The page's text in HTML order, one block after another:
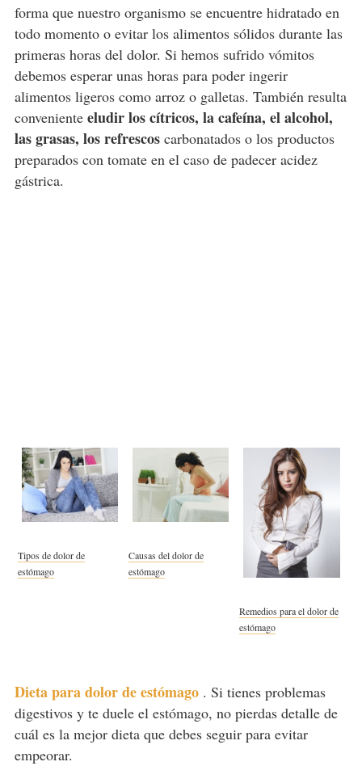
forma que nuestro organismo se encuentre hidratado en
todo momento o evitar los alimentos sólidos durante las
primeras horas del dolor. Si hemos sufrido vómitos
debemos esperar unas horas para poder ingerir
alimentos ligeros como arroz o galletas. También resulta
conveniente eludir los cítricos, la cafeína, el alcohol,
las grasas, los refrescoscarbonatados o los productos
preparados con tomate en el caso de padecer acidez
gástrica.
Tipos de dolor de
estómago
Causas del dolor de
estómago
Remedios para el dolor de
estómago
Dieta para dolor de estómago . Si tienes problemas
digestivos y te duele el estómago, no pierdas detalle de
cuál es la mejor dieta que debes seguir para evitar
empeorar.